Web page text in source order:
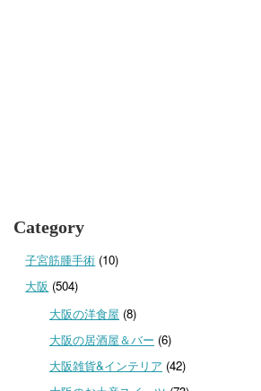
Category
子宮筋腫手術 (10)
大阪 (504)
大阪の洋食屋 (8)
大阪の居酒屋＆バー (6)
大阪雑貨&インテリア (42)